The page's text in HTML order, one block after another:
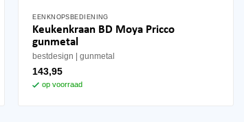
EENKNOPSBEDIENING
Keukenkraan BD Moya Pricco
gunmetal
bestdesign gunmetal
143,95
op voorraad